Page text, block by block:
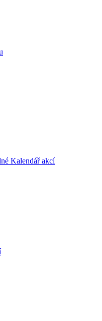
Kalendář akcí